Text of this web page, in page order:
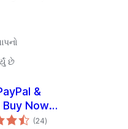
છે
&
Now
(24કુલ
રેટિંગ્સ
)